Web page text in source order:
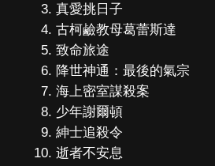
真愛挑日子
古柯鹼教母葛蕾斯達
致命旅途
降世神通：最後的氣宗
海上密室謀殺案
少年謝爾頓
紳士追殺令
逝者不安息